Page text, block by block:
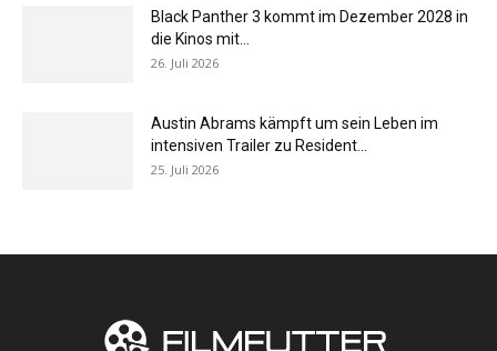
Black Panther 3 kommt im Dezember 2028 in
die Kinos mit...
26. Juli 2026
Austin Abrams kämpft um sein Leben im
intensiven Trailer zu Resident...
25. Juli 2026